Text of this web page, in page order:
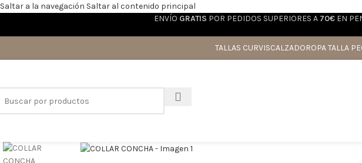
Saltar a la navegación Saltar al contenido principal
ENVÍO GRATIS POR PEDIDOS SUPERIORES A 70€ EN
TALLAS CURVISCALZADOROPA TALLA